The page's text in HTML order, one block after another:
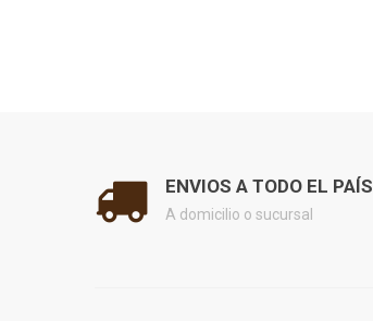
ENVIOS A TODO EL PAÍS
A domicilio o sucursal